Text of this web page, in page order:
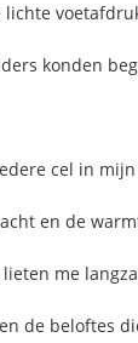
konden
cel in
en de
me
de beloftes